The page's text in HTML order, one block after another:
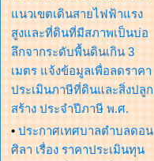
แนวเขตเดินสายไฟฟ้าแรง
สูงและที่ดินที่มีสภาพเป็นบ่อ
ลึกจากระดับพื้นดินเกิน 3
เมตร แจ้งข้อมูลเพื่อลดราคา
ประเมินภาษีที่ดินและสิ่งปลูก
สร้าง ประจำปีภาษี พ.ศ.
• ประกาศเทศบาลตำบลดอน
ศิลา เรื่อง ราคาประเมินทุน